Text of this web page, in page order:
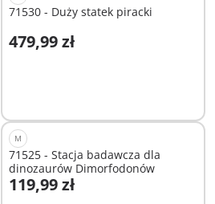
71530 - Duży statek piracki
479,99 zł
Dodaj do koszyka
M
71525 - Stacja badawcza dla
dinozaurów Dimorfodonów
119,99 zł
Dodaj do koszyka